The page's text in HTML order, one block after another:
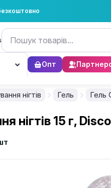
Опт
нігтів Гель Гель
нігтів 15 г,